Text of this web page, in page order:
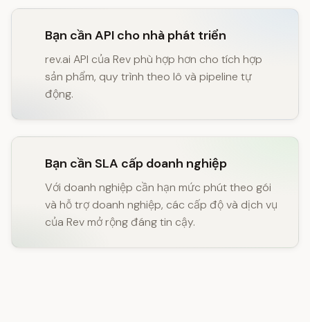
Bạn cần API cho nhà phát triển
rev.ai API của Rev phù hợp hơn cho tích hợp
sản phẩm, quy trình theo lô và pipeline tự
động.
Bạn cần SLA cấp doanh nghiệp
Với doanh nghiệp cần hạn mức phút theo gói
và hỗ trợ doanh nghiệp, các cấp độ và dịch vụ
của Rev mở rộng đáng tin cậy.